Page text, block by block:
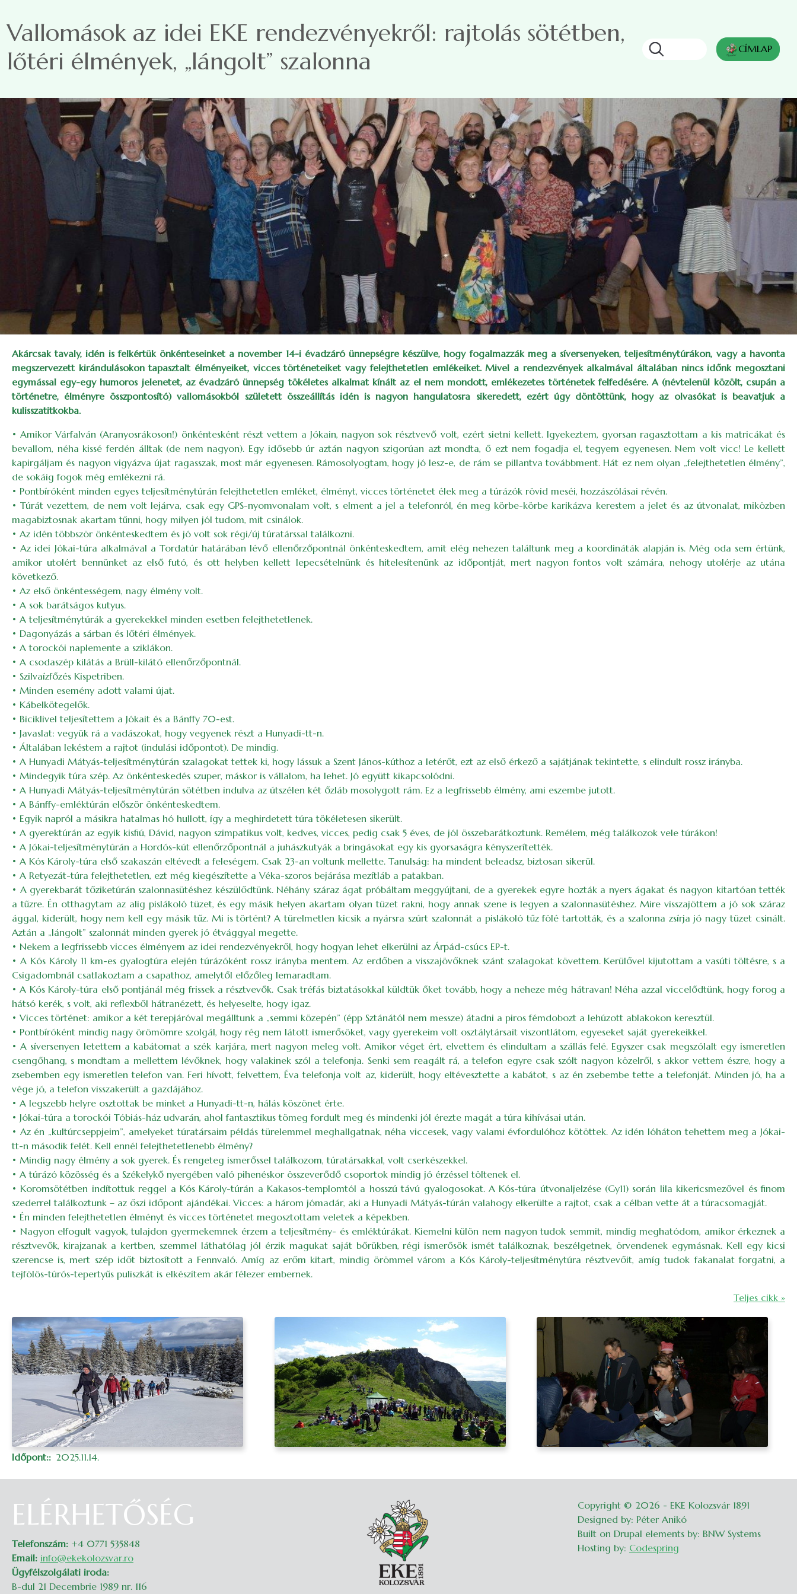
Vallomások az idei EKE rendezvényekről: rajtolás sötétben,
lőtéri élmények, „lángolt” szalonna
CÍMLAP
Akárcsak tavaly, idén is felkértük önkénteseinket a november 14-i évadzáró ünnepségre készülve, hogy fogalmazzák meg a síversenyeken, teljesítménytúrákon, vagy a havonta
megszervezett kirándulásokon tapasztalt élményeiket, vicces történeteiket vagy felejthetetlen emlékeiket. Mivel a rendezvények alkalmával általában nincs időnk megosztani
egymással egy-egy humoros jelenetet, az évadzáró ünnepség tökéletes alkalmat kínált az el nem mondott, emlékezetes történetek felfedésére. A (névtelenül közölt, csupán a
történetre, élményre összpontosító) vallomásokból született összeállítás idén is nagyon hangulatosra sikeredett, ezért úgy döntöttünk, hogy az olvasókat is beavatjuk a
kulisszatitkokba.
• Amikor Várfalván (Aranyosrákoson!) önkéntesként részt vettem a Jókain, nagyon sok résztvevő volt, ezért sietni kellett. Igyekeztem, gyorsan ragasztottam a kis matricákat és
bevallom, néha kissé ferdén álltak (de nem nagyon). Egy idősebb úr aztán nagyon szigorúan azt mondta, ő ezt nem fogadja el, tegyem egyenesen. Nem volt vicc! Le kellett
kapirgáljam és nagyon vigyázva újat ragasszak, most már egyenesen. Rámosolyogtam, hogy jó lesz-e, de rám se pillantva továbbment. Hát ez nem olyan „felejthetetlen élmény”,
de sokáig fogok még emlékezni rá.
• Pontbíróként minden egyes teljesítménytúrán felejthetetlen emléket, élményt, vicces történetet élek meg a túrázók rövid meséi, hozzászólásai révén.
• Túrát vezettem, de nem volt lejárva, csak egy GPS-nyomvonalam volt, s elment a jel a telefonról, én meg körbe-körbe karikázva kerestem a jelet és az útvonalat, miközben
magabiztosnak akartam tűnni, hogy milyen jól tudom, mit csinálok.
• Az idén többször önkénteskedtem és jó volt sok régi/új túratárssal találkozni.
• Az idei Jókai-túra alkalmával a Tordatúr határában lévő ellenőrzőpontnál önkénteskedtem, amit elég nehezen találtunk meg a koordináták alapján is. Még oda sem értünk,
amikor utolért bennünket az első futó, és ott helyben kellett lepecsételnünk és hitelesítenünk az időpontját, mert nagyon fontos volt számára, nehogy utolérje az utána
következő.
• Az első önkéntességem, nagy élmény volt.
• A sok barátságos kutyus.
• A teljesítménytúrák a gyerekekkel minden esetben felejthetetlenek.
• Dagonyázás a sárban és lőtéri élmények.
• A torockói naplemente a sziklákon.
• A csodaszép kilátás a Brüll-kilátó ellenőrzőpontnál.
• Szilvaízfőzés Kispetriben.
• Minden esemény adott valami újat.
• Kábelkötegelők.
• Biciklivel teljesítettem a Jókait és a Bánffy 70-est.
• Javaslat: vegyük rá a vadászokat, hogy vegyenek részt a Hunyadi-tt-n.
• Általában lekéstem a rajtot (indulási időpontot). De mindig.
• A Hunyadi Mátyás-teljesítménytúrán szalagokat tettek ki, hogy lássuk a Szent János-kúthoz a letérőt, ezt az első érkező a sajátjának tekintette, s elindult rossz irányba.
• Mindegyik túra szép. Az önkénteskedés szuper, máskor is vállalom, ha lehet. Jó együtt kikapcsolódni.
• A Hunyadi Mátyás-teljesítménytúrán sötétben indulva az útszélen két őzláb mosolygott rám. Ez a legfrissebb élmény, ami eszembe jutott.
• A Bánffy-emléktúrán először önkénteskedtem.
• Egyik napról a másikra hatalmas hó hullott, így a meghirdetett túra tökéletesen sikerült.
• A gyerektúrán az egyik kisfiú, Dávid, nagyon szimpatikus volt, kedves, vicces, pedig csak 5 éves, de jól összebarátkoztunk. Remélem, még találkozok vele túrákon!
• A Jókai-teljesítménytúrán a Hordós-kút ellenőrzőpontnál a juhászkutyák a bringásokat egy kis gyorsaságra kényszerítették.
• A Kós Károly-túra első szakaszán eltévedt a feleségem. Csak 23-an voltunk mellette. Tanulság: ha mindent beleadsz, biztosan sikerül.
• A Retyezát-túra felejthetetlen, ezt még kiegészítette a Véka-szoros bejárása mezítláb a patakban.
• A gyerekbarát tőziketúrán szalonnasütéshez készülődtünk. Néhány száraz ágat próbáltam meggyújtani, de a gyerekek egyre hozták a nyers ágakat és nagyon kitartóan tették
a tűzre. Én otthagytam az alig pislákoló tüzet, és egy másik helyen akartam olyan tüzet rakni, hogy annak szene is legyen a szalonnasütéshez. Mire visszajöttem a jó sok száraz
ággal, kiderült, hogy nem kell egy másik tűz. Mi is történt? A türelmetlen kicsik a nyársra szúrt szalonnát a pislákoló tűz fölé tartották, és a szalonna zsírja jó nagy tüzet csinált.
Aztán a „lángolt” szalonnát minden gyerek jó étvággyal megette.
• Nekem a legfrissebb vicces élményem az idei rendezvényekről, hogy hogyan lehet elkerülni az Árpád-csúcs EP-t.
• A Kós Károly 11 km-es gyalogtúra elején túrázóként rossz irányba mentem. Az erdőben a visszajövőknek szánt szalagokat követtem. Kerülővel kijutottam a vasúti töltésre, s a
Csigadombnál csatlakoztam a csapathoz, amelytől előzőleg lemaradtam.
• A Kós Károly-túra első pontjánál még frissek a résztvevők. Csak tréfás biztatásokkal küldtük őket tovább, hogy a neheze még hátravan! Néha azzal viccelődtünk, hogy forog a
hátsó kerék, s volt, aki reflexből hátranézett, és helyeselte, hogy igaz.
• Vicces történet: amikor a két terepjáróval megálltunk a „semmi közepén” (épp Sztánától nem messze) átadni a piros fémdobozt a lehúzott ablakokon keresztül.
• Pontbíróként mindig nagy örömömre szolgál, hogy rég nem látott ismerősöket, vagy gyerekeim volt osztálytársait viszontlátom, egyeseket saját gyerekeikkel.
• A síversenyen letettem a kabátomat a szék karjára, mert nagyon meleg volt. Amikor véget ért, elvettem és elindultam a szállás felé. Egyszer csak megszólalt egy ismeretlen
csengőhang, s mondtam a mellettem lévőknek, hogy valakinek szól a telefonja. Senki sem reagált rá, a telefon egyre csak szólt nagyon közelről, s akkor vettem észre, hogy a
zsebemben egy ismeretlen telefon van. Feri hívott, felvettem, Éva telefonja volt az, kiderült, hogy eltévesztette a kabátot, s az én zsebembe tette a telefonját. Minden jó, ha a
vége jó, a telefon visszakerült a gazdájához.
• A legszebb helyre osztottak be minket a Hunyadi-tt-n, hálás köszönet érte.
• Jókai-túra a torockói Tóbiás-ház udvarán, ahol fantasztikus tömeg fordult meg és mindenki jól érezte magát a túra kihívásai után.
• Az én „kultúrcseppjeim”, amelyeket túratársaim példás türelemmel meghallgatnak, néha viccesek, vagy valami évfordulóhoz kötöttek. Az idén lóháton tehettem meg a Jókai-
tt-n második felét. Kell ennél felejthetetlenebb élmény?
• Mindig nagy élmény a sok gyerek. És rengeteg ismerőssel találkozom, túratársakkal, volt cserkészekkel.
• A túrázó közösség és a Székelykő nyergében való pihenéskor összeverődő csoportok mindig jó érzéssel töltenek el.
• Koromsötétben indítottuk reggel a Kós Károly-túrán a Kakasos-templomtól a hosszú távú gyalogosokat. A Kós-túra útvonaljelzése (Gy11) során lila kikericsmezővel és finom
szederrel találkoztunk – az őszi időpont ajándékai. Vicces: a három jómadár, aki a Hunyadi Mátyás-túrán valahogy elkerülte a rajtot, csak a célban vette át a túracsomagját.
• Én minden felejthetetlen élményt és vicces történetet megosztottam veletek a képekben.
• Nagyon elfogult vagyok, tulajdon gyermekemnek érzem a teljesítmény- és emléktúrákat. Kiemelni külön nem nagyon tudok semmit, mindig meghatódom, amikor érkeznek a
résztvevők, kirajzanak a kertben, szemmel láthatólag jól érzik magukat saját bőrükben, régi ismerősök ismét találkoznak, beszélgetnek, örvendenek egymásnak. Kell egy kicsi
szerencse is, mert szép időt biztosított a Fennvaló. Amíg az erőm kitart, mindig örömmel várom a Kós Károly-teljesítménytúra résztvevőit, amíg tudok fakanalat forgatni, a
tejfölös-túrós-tepertyűs puliszkát is elkészítem akár félezer embernek.
Teljes cikk »
Időpont: 2025.11.14.
ELÉRHETŐSÉG
Telefonszám: +4 0771 535848
Email: info@ekekolozsvar.ro
Ügyfélszolgálati iroda:
B-dul 21 Decembrie 1989 nr. 116
Copyright © 2026 - EKE Kolozsvár 1891
Designed by: Péter Anikó
Built on Drupal elements by: BNW Systems
Hosting by: Codespring